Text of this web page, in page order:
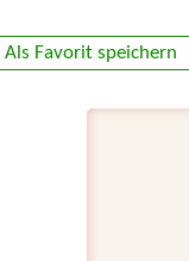
Als Favorit speichern